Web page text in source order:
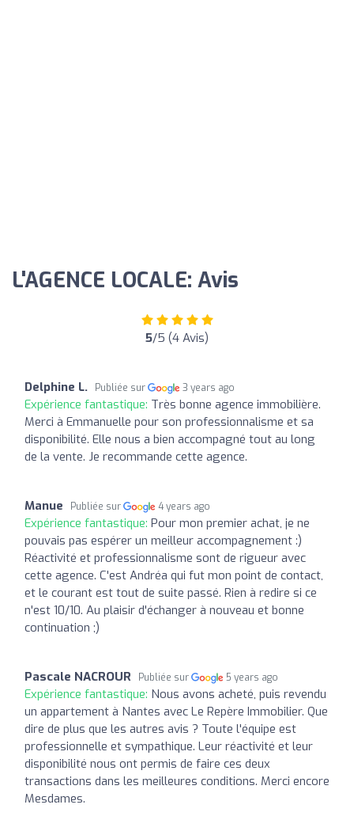
L'AGENCE LOCALE: Avis
5/5 (4 Avis)
Delphine L. Publiée sur 3 years ago
Expérience fantastique: Très bonne agence immobilière.
Merci à Emmanuelle pour son professionnalisme et sa
disponibilité. Elle nous a bien accompagné tout au long
de la vente. Je recommande cette agence.
Manue Publiée sur 4 years ago
Expérience fantastique: Pour mon premier achat, je ne
pouvais pas espérer un meilleur accompagnement :)
Réactivité et professionnalisme sont de rigueur avec
cette agence. C'est Andréa qui fut mon point de contact,
et le courant est tout de suite passé. Rien à redire si ce
n'est 10/10. Au plaisir d'échanger à nouveau et bonne
continuation ;)
Pascale NACROUR Publiée sur 5 years ago
Expérience fantastique: Nous avons acheté, puis revendu
un appartement à Nantes avec Le Repère Immobilier. Que
dire de plus que les autres avis ? Toute l'équipe est
professionnelle et sympathique. Leur réactivité et leur
disponibilité nous ont permis de faire ces deux
transactions dans les meilleures conditions. Merci encore
Mesdames.